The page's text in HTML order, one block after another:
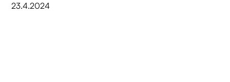
23.4.2024